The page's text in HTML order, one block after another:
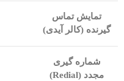
تمایش تماس
گیرنده (کالر آیدی)
شماره گیری
مجدد (Redial
)